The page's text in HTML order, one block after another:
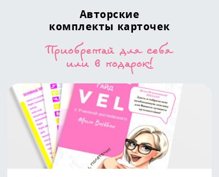
Авторские
комплекты карточек
Приобретай для себя
или в подарок!